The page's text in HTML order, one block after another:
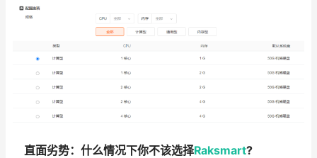
直面劣势：什么情况下你不该选择Raksmart?